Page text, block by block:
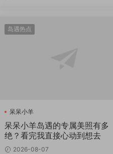
岛遇热点
呆呆小羊
呆呆小羊岛遇的专属美照有多
绝？看完我直接心动到想去
2026-08-07